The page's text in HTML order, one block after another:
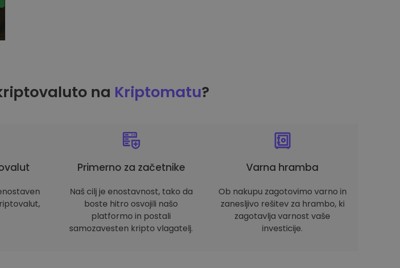
na Kriptomatu?
Primerno za začetnike
Naš cilj je enostavnost, tako da
boste hitro osvojili našo
platformo in postali
samozavesten kripto vlagatelj.
Varna hramba
Ob nakupu zagotovimo varno in
zanesljivo rešitev za hrambo, ki
zagotavlja varnost vaše
investicije.